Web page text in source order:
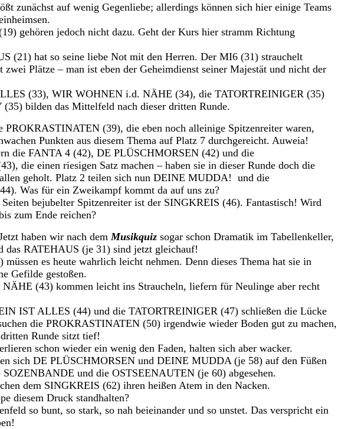
zunächst auf wenig Gegenliebe; allerdings können sich hier einige Teams
gehören jedoch nicht dazu. Geht der Kurs hier stramm Richtung
(21) hat so seine liebe Not mit den Herren. Der MI6 (31) strauchelt
zwei Plätze – man ist eben der Geheimdienst seiner Majestät und nicht der
(33), WIR WOHNEN i.d. NÄHE (34), die TATORTREINIGER (35)
bilden das Mittelfeld nach dieser dritten Runde.
PROKRASTINATEN (39), die eben noch alleinige Spitzenreiter waren,
Punkten aus diesem Thema auf Platz 7 durchgereicht. Auweia!
die FANTA 4 (42), DE PLÜSCHMORSEN (42) und die
die einen riesigen Satz machen – haben sie in dieser Runde doch die
geholt. Platz 2 teilen sich nun DEINE MUDDA! und die
Was für ein Zweikampf kommt da auf uns zu?
bejubelter Spitzenreiter ist der SINGKREIS (46). Fantastisch! Wird
zum Ende reichen?
haben wir nach dem Musikquiz sogar schon Dramatik im Tabellenkeller,
das RATEHAUS (je 31) sind jetzt gleichauf!
es heute wahrlich leicht nehmen. Denn dieses Thema hat sie in
Gefilde gestoßen.
(43) kommen leicht ins Straucheln, liefern für Neulinge aber recht
IST ALLES (44) und die TATORTREINIGER (47) schließen die Lücke
die PROKRASTINATEN (50) irgendwie wieder Boden gut zu machen,
Runde sitzt tief!
schon wieder ein wenig den Faden, halten sich aber wacker.
sich DE PLÜSCHMORSEN und DEINE MUDDA (je 58) auf den Füßen
SOZENBANDE und die OSTSEENAUTEN (je 60) abgesehen.
dem SINGKREIS (62) ihren heißen Atem in den Nacken.
diesem Druck standhalten?
so bunt, so stark, so nah beieinander und so unstet. Das verspricht ein